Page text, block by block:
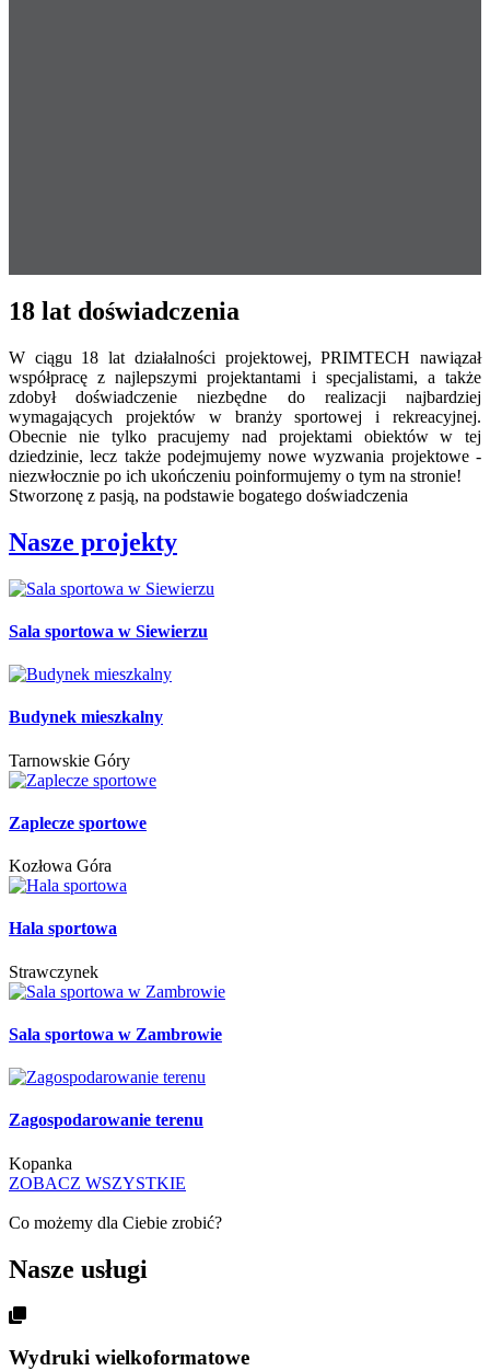
18 lat doświadczenia
W ciągu 18 lat działalności projektowej, PRIMTECH nawiązał
współpracę z najlepszymi projektantami i specjalistami, a także
zdobył doświadczenie niezbędne do realizacji najbardziej
wymagających projektów w branży sportowej i rekreacyjnej.
Obecnie nie tylko pracujemy nad projektami obiektów w tej
dziedzinie, lecz także podejmujemy nowe wyzwania projektowe -
niezwłocznie po ich ukończeniu poinformujemy o tym na stronie!
Stworzonę z pasją, na podstawie bogatego doświadczenia
Nasze projekty
Sala sportowa w Siewierzu
Budynek mieszkalny
Tarnowskie Góry
Zaplecze sportowe
Kozłowa Góra
Hala sportowa
Strawczynek
Sala sportowa w Zambrowie
Zagospodarowanie terenu
Kopanka
ZOBACZ WSZYSTKIE
Co możemy dla Ciebie zrobić?
Nasze usługi
Wydruki wielkoformatowe